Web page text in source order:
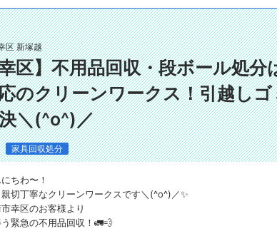
区 新塚越
区】不用品回収・段ボール処分
のクリーンワークス！引越しゴ
＼(^o^)／
家具回収処分
ちわ〜！
切丁寧なクリーンワークスです＼(^o^)／✨
幸区のお客様より
緊急の不用品回収！🚛💨